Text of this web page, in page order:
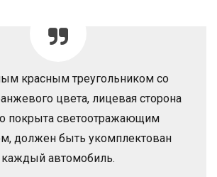
красным треугольником со
цвета, лицевая сторона
покрыта светоотражающим
должен быть укомплектован
каждый автомобиль.